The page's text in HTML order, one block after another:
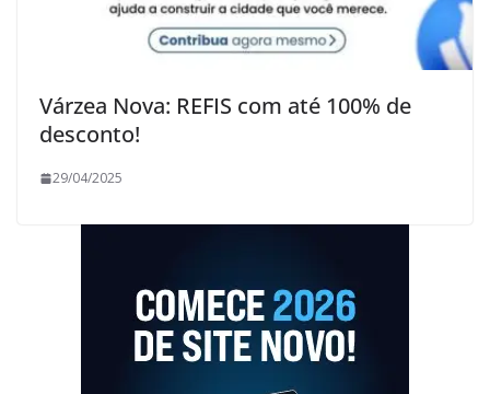
Várzea Nova: REFIS com até 100% de
desconto!
29/04/2025